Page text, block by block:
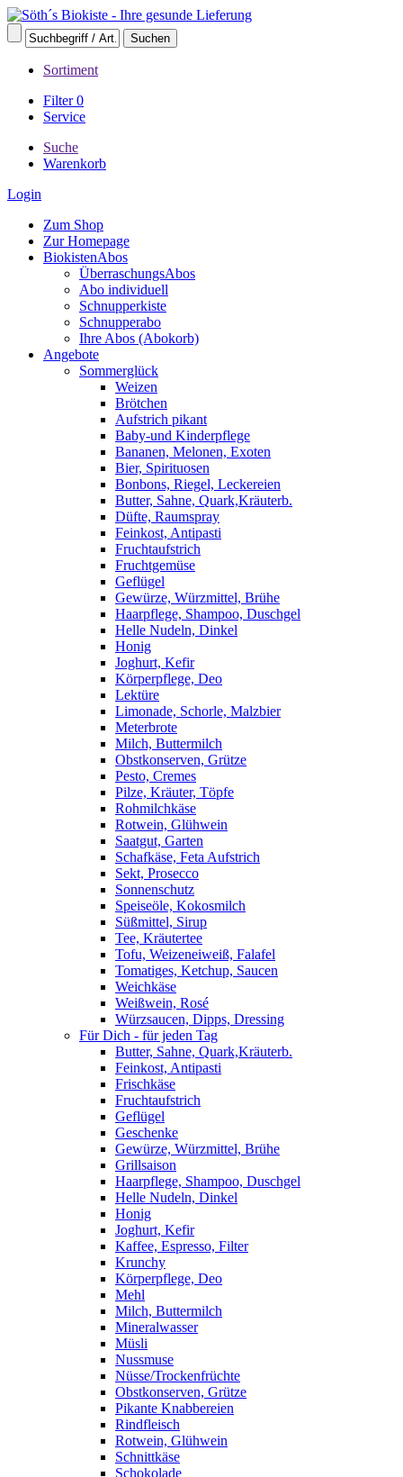
Sortiment
Filter0
Service
Suche
Warenkorb
Login
Zum Shop
Zur Homepage
BiokistenAbos
ÜberraschungsAbos
Abo individuell
Schnupperkiste
Schnupperabo
Ihre Abos (Abokorb)
Angebote
Sommerglück
Weizen
Brötchen
Aufstrich pikant
Baby-und Kinderpflege
Bananen, Melonen, Exoten
Bier, Spirituosen
Bonbons, Riegel, Leckereien
Butter, Sahne, Quark,Kräuterb.
Düfte, Raumspray
Feinkost, Antipasti
Fruchtaufstrich
Fruchtgemüse
Geflügel
Gewürze, Würzmittel, Brühe
Haarpflege, Shampoo, Duschgel
Helle Nudeln, Dinkel
Honig
Joghurt, Kefir
Körperpflege, Deo
Lektüre
Limonade, Schorle, Malzbier
Meterbrote
Milch, Buttermilch
Obstkonserven, Grütze
Pesto, Cremes
Pilze, Kräuter, Töpfe
Rohmilchkäse
Rotwein, Glühwein
Saatgut, Garten
Schafkäse, Feta Aufstrich
Sekt, Prosecco
Sonnenschutz
Speiseöle, Kokosmilch
Süßmittel, Sirup
Tee, Kräutertee
Tofu, Weizeneiweiß, Falafel
Tomatiges, Ketchup, Saucen
Weichkäse
Weißwein, Rosé
Würzsaucen, Dipps, Dressing
Für Dich - für jeden Tag
Butter, Sahne, Quark,Kräuterb.
Feinkost, Antipasti
Frischkäse
Fruchtaufstrich
Geflügel
Geschenke
Gewürze, Würzmittel, Brühe
Grillsaison
Haarpflege, Shampoo, Duschgel
Helle Nudeln, Dinkel
Honig
Joghurt, Kefir
Kaffee, Espresso, Filter
Krunchy
Körperpflege, Deo
Mehl
Milch, Buttermilch
Mineralwasser
Müsli
Nussmuse
Nüsse/Trockenfrüchte
Obstkonserven, Grütze
Pikante Knabbereien
Rindfleisch
Rotwein, Glühwein
Schnittkäse
Schokolade